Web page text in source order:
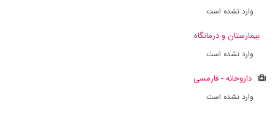
وارد نشده است
بیمارستان و درمانگاه
وارد نشده است
داروخانه - فارمسی
وارد نشده است